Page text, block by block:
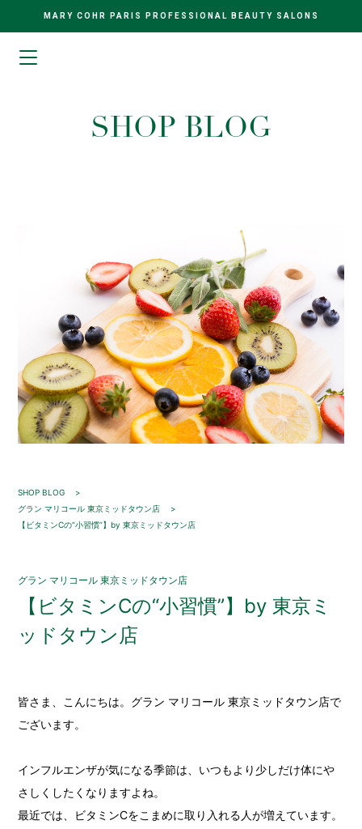
MARY COHR PARIS PROFESSIONAL BEAUTY SALONS
SHOP BLOG
SHOP BLOG
グラン マリコール 東京ミッドタウン店
【ビタミンCの“小習慣”】by 東京ミッドタウン店
グラン マリコール 東京ミッドタウン店
【ビタミンCの“小習慣”】by 東京ミ
ッドタウン店
皆さま、こんにちは。グラン マリコール 東京ミッドタウン店で
ございます。
インフルエンザが気になる季節は、いつもより少しだけ体にや
さしくしたくなりますよね。
最近では、ビタミンCをこまめに取り入れる人が増えています。